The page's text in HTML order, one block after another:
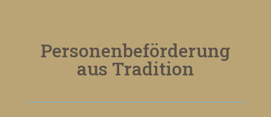
Personenbeförderung
aus Tradition